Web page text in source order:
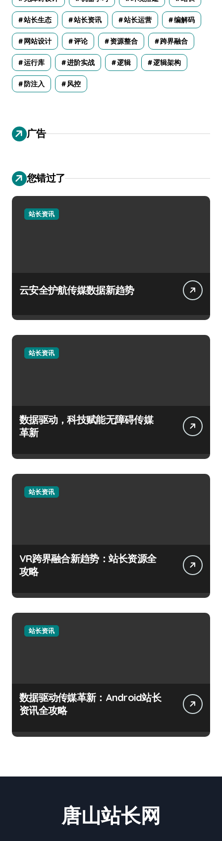
站长生态 站长资讯 站长运营 编解码
网站设计 评论 资源整合 跨界融合
运行库 进阶实战 逻辑 逻辑架构
防注入 风控
广告
您错过了
站长资讯
云安全护航传媒数据新趋势
站长资讯
数据驱动，科技赋能无障碍传媒
革新
站长资讯
VR跨界融合新趋势：站长资源全
攻略
站长资讯
数据驱动传媒革新：Android站长
资讯全攻略
唐山站长网